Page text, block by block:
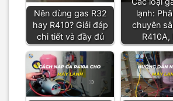
Nên dùng gas R32
hay R410? Giải đáp
chi tiết và đầy đủ
lạnh:
chuyên
R410A,